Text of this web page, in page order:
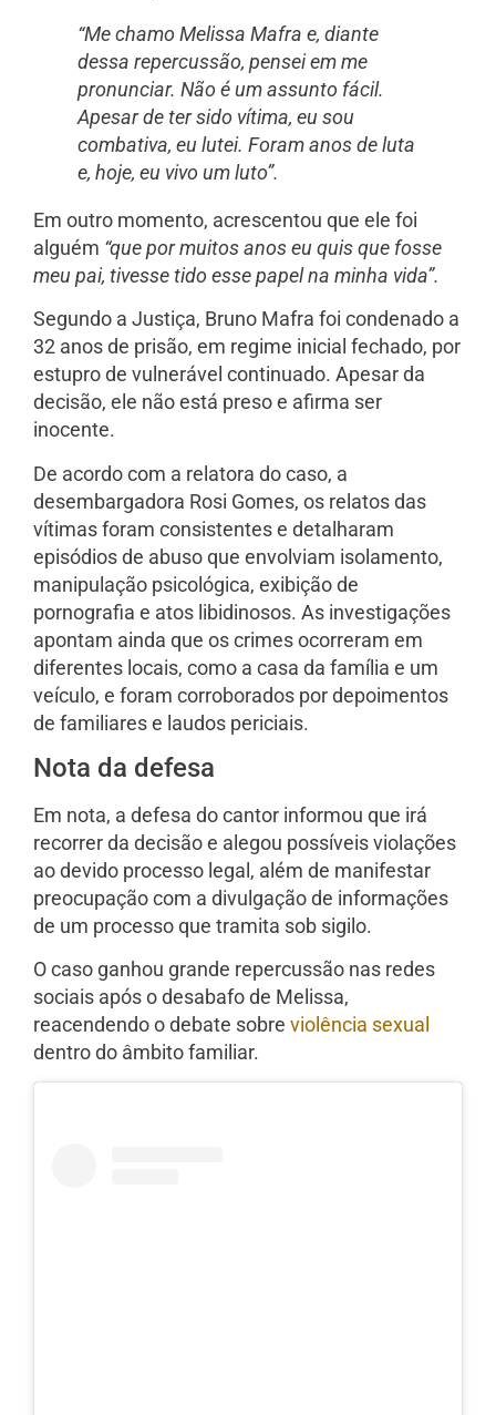
“Me chamo Melissa Mafra e, diante
dessa repercussão, pensei em me
pronunciar. Não é um assunto fácil.
Apesar de ter sido vítima, eu sou
combativa, eu lutei. Foram anos de luta
e, hoje, eu vivo um luto”.
Em outro momento, acrescentou que ele foi
alguém “que por muitos anos eu quis que fosse
meu pai, tivesse tido esse papel na minha vida”.
Segundo a Justiça, Bruno Mafra foi condenado a
32 anos de prisão, em regime inicial fechado, por
estupro de vulnerável continuado. Apesar da
decisão, ele não está preso e afirma ser
inocente.
De acordo com a relatora do caso, a
desembargadora Rosi Gomes, os relatos das
vítimas foram consistentes e detalharam
episódios de abuso que envolviam isolamento,
manipulação psicológica, exibição de
pornografia e atos libidinosos. As investigações
apontam ainda que os crimes ocorreram em
diferentes locais, como a casa da família e um
veículo, e foram corroborados por depoimentos
de familiares e laudos periciais.
Nota da defesa
Em nota, a defesa do cantor informou que irá
recorrer da decisão e alegou possíveis violações
ao devido processo legal, além de manifestar
preocupação com a divulgação de informações
de um processo que tramita sob sigilo.
O caso ganhou grande repercussão nas redes
sociais após o desabafo de Melissa,
reacendendo o debate sobre violência sexual
dentro do âmbito familiar.